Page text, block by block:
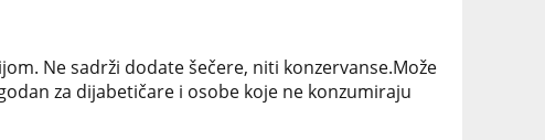
Ne sadrži dodate šečere, niti konzervanse.Može
za dijabetičare i osobe koje ne konzumiraju